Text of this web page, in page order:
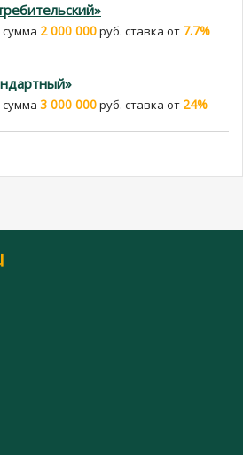
сумма 2 000 000руб. cтавка от 7.7%
сумма 3 000 000руб. cтавка от 24%